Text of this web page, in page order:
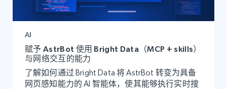
AI
赋予 AstrBot 使用 Bright Data（MCP + skills）
与网络交互的能力
了解如何通过 Bright Data 将 AstrBot 转变为具备
网页感知能力的 AI 智能体，使其能够执行实时搜